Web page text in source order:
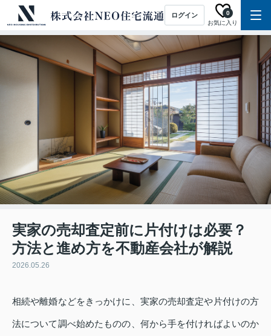
ログイン
お気に入り
0
実家の売却査定前に片付けは必要？
方法と進め方を不動産会社が解説
2026.05.26
相続や離婚などをきっかけに、実家の売却査定や片付けの方
法について調べ始めたものの、何から手を付ければよいのか